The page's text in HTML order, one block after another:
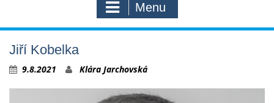
Menu
Jiří Kobelka
9.8.2021 Klára Jarchovská